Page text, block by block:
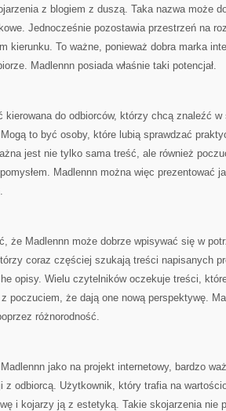
z blogiem z duszą. Taka nazwa może
Jednocześnie pozostawia przestrzeń na
kierunku. To ważne, ponieważ dobra marka
Madlennn posiada właśnie taki potencjał.
kierowana do odbiorców, którzy chcą znaleźć
to być osoby, które lubią sprawdzać
jest nie tylko sama treść, ale również
Madlennn można więc prezentować
że Madlennn może dobrze wpisywać się w
coraz częściej szukają treści napisanych
opisy. Wielu czytelników oczekuje treści,
z poczuciem, że dają one nową perspektywę.
różnorodność.
jako na projekt internetowy, bardzo
z odbiorcą. Użytkownik, który trafia na
i kojarzy ją z estetyką. Takie skojarzenia nie